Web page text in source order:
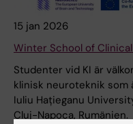
15 jan 2026
Winter School of
Studenter vid KI är
klinisk neuroteknik
Iuliu Hațieganu
Cluj-Napoca, Rumänien.